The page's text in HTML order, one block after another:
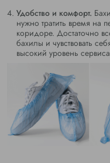
Удобство и комфорт.
нужно тратить время на
коридоре. Достаточно
бахилы и чувствовать
высокий уровень